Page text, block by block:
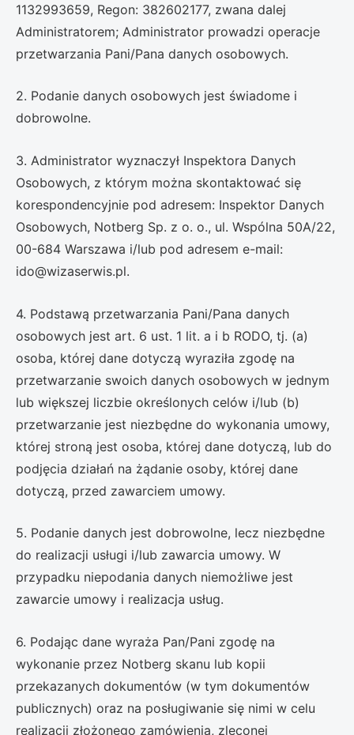
1132993659, Regon: 382602177, zwana dalej
Administratorem; Administrator prowadzi operacje
przetwarzania Pani/Pana danych osobowych.
2. Podanie danych osobowych jest świadome i
dobrowolne.
3. Administrator wyznaczył Inspektora Danych
Osobowych, z którym można skontaktować się
korespondencyjnie pod adresem: Inspektor Danych
Osobowych, Notberg Sp. z o. o., ul. Wspólna 50A/22,
00-684 Warszawa i/lub pod adresem e-mail:
ido@wizaserwis.pl.
4. Podstawą przetwarzania Pani/Pana danych
osobowych jest art. 6 ust. 1 lit. a i b RODO, tj. (a)
osoba, której dane dotyczą wyraziła zgodę na
przetwarzanie swoich danych osobowych w jednym
lub większej liczbie określonych celów i/lub (b)
przetwarzanie jest niezbędne do wykonania umowy,
której stroną jest osoba, której dane dotyczą, lub do
podjęcia działań na żądanie osoby, której dane
dotyczą, przed zawarciem umowy.
5. Podanie danych jest dobrowolne, lecz niezbędne
do realizacji usługi i/lub zawarcia umowy. W
przypadku niepodania danych niemożliwe jest
zawarcie umowy i realizacja usług.
6. Podając dane wyraża Pan/Pani zgodę na
wykonanie przez Notberg skanu lub kopii
przekazanych dokumentów (w tym dokumentów
publicznych) oraz na posługiwanie się nimi w celu
realizacji złożonego zamówienia, zleconej